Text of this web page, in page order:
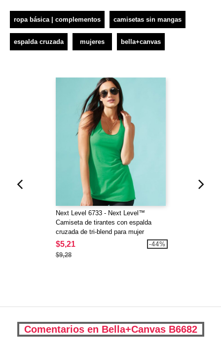
ropa básica | complementos camisetas sin mangas
espalda cruzada mujeres bella+canvas
Next Level 6733 - Next Level™
Camiseta de tirantes con espalda
cruzada de tri-blend para mujer
$5,21
$9,28
-44%
Comentarios en Bella+Canvas B6682